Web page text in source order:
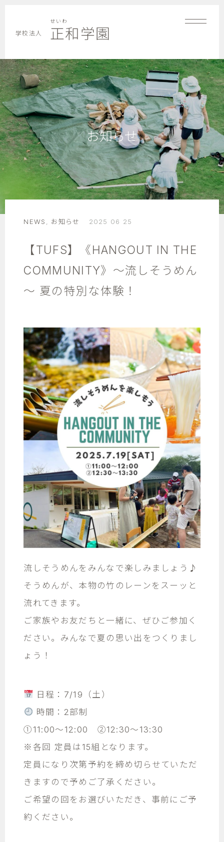
学校法人
せいわ
正和学園
お知らせ
NEWS お知らせ 2025 06 25
【TUFS】《HANGOUT IN THE
COMMUNITY》～流しそうめん
～ 夏の特別な体験！
流しそうめんをみんなで楽しみましょう♪
そうめんが、本物の竹のレーンをスーッと
流れてきます。
ご家族やお友だちと一緒に、ぜひご参加く
ださい。みんなで夏の思い出をつくりまし
ょう！
日程：7/19（土）
時間：2部制
①11:00～12:00 ②12:30～13:30
※各回 定員は15組となります。
定員になり次第予約を締め切らせていただ
きますので予めご了承ください。
ご希望の回をお選びいただき、事前にご予
約ください。